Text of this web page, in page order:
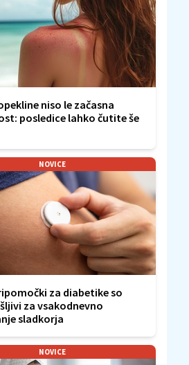
niso le začasna
posledice lahko čutite še
NOVICE
za diabetike so
za vsakodnevno
sladkorja
NOVICE